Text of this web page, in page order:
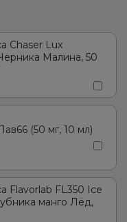
Chaser Lux
Малина, 50
(50 мг, 10 мл)
Flavorlab FL350 Ice
манго Лёд,